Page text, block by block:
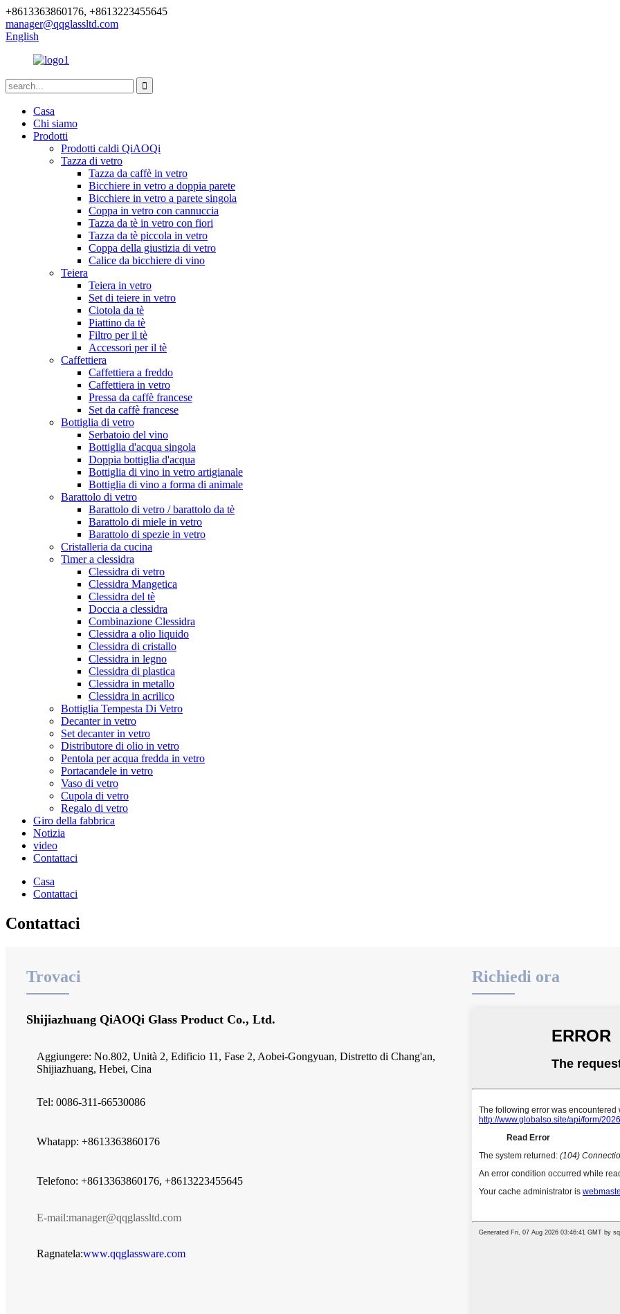
+8613363860176, +8613223455645
manager@qqglassltd.com
English
Casa
Chi siamo
Prodotti
Prodotti caldi QiAOQi
Tazza di vetro
Tazza da caffè in vetro
Bicchiere in vetro a doppia parete
Bicchiere in vetro a parete singola
Coppa in vetro con cannuccia
Tazza da tè in vetro con fiori
Tazza da tè piccola in vetro
Coppa della giustizia di vetro
Calice da bicchiere di vino
Teiera
Teiera in vetro
Set di teiere in vetro
Ciotola da tè
Piattino da tè
Filtro per il tè
Accessori per il tè
Caffettiera
Caffettiera a freddo
Caffettiera in vetro
Pressa da caffè francese
Set da caffè francese
Bottiglia di vetro
Serbatoio del vino
Bottiglia d'acqua singola
Doppia bottiglia d'acqua
Bottiglia di vino in vetro artigianale
Bottiglia di vino a forma di animale
Barattolo di vetro
Barattolo di vetro / barattolo da tè
Barattolo di miele in vetro
Barattolo di spezie in vetro
Cristalleria da cucina
Timer a clessidra
Clessidra di vetro
Clessidra Mangetica
Clessidra del tè
Doccia a clessidra
Combinazione Clessidra
Clessidra a olio liquido
Clessidra di cristallo
Clessidra in legno
Clessidra di plastica
Clessidra in metallo
Clessidra in acrilico
Bottiglia Tempesta Di Vetro
Decanter in vetro
Set decanter in vetro
Distributore di olio in vetro
Pentola per acqua fredda in vetro
Portacandele in vetro
Vaso di vetro
Cupola di vetro
Regalo di vetro
Giro della fabbrica
Notizia
video
Contattaci
Casa
Contattaci
Contattaci
Trovaci
Shijiazhuang QiAOQi Glass Product Co., Ltd.
Aggiungere: No.802, Unità 2, Edificio 11, Fase 2, Aobei-Gongyuan, Distretto di Chang'an,
Shijiazhuang, Hebei, Cina
Tel: 0086-311-66530086
Whatapp: +8613363860176
Telefono: +8613363860176, +8613223455645
E-mail:manager@qqglassltd.com
Ragnatela:www.qqglassware.com
Richiedi ora